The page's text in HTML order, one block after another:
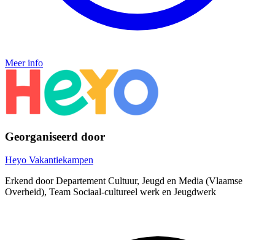
Meer info
Georganiseerd door
Heyo Vakantiekampen
Erkend door Departement Cultuur, Jeugd en Media (Vlaamse
Overheid), Team Sociaal-cultureel werk en Jeugdwerk